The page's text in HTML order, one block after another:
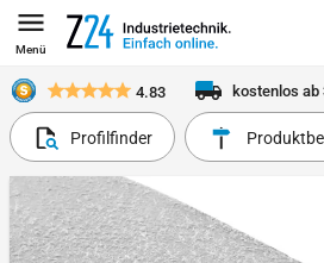
Menü
4.83 kostenlos ab
Profilfinder